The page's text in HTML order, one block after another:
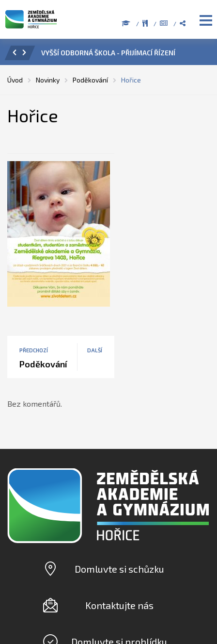
ODBORNÁ ŠKOLA - PŘIJÍMACÍ ŘÍZENÍ ÚŘEDNÍ HODINY V
Úvod Novinky Poděkování Hořice
Hořice
PŘEDCHOZÍ
Poděkování
DALŠÍ
Bez komentářů.
Domluvte si schůzku
Kontaktujte nás
Domluvte si prohlídku